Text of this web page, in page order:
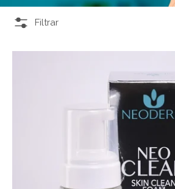
Filtrar